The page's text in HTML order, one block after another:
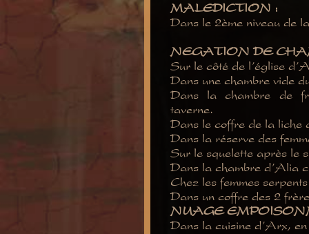
MALEDICTION :
Dans le 2ème niveau de
NEGATION DE
Sur le côté de l’église
Dans une chambre vide
Dans la chambre de
taverne.
Dans le coffre de la liche
Dans la réserve des
Sur le squelette après le
Dans la chambre d’Alia
Chez les femmes
Dans un coffre des 2
NUAGE
Dans la cuisine d’Arx,